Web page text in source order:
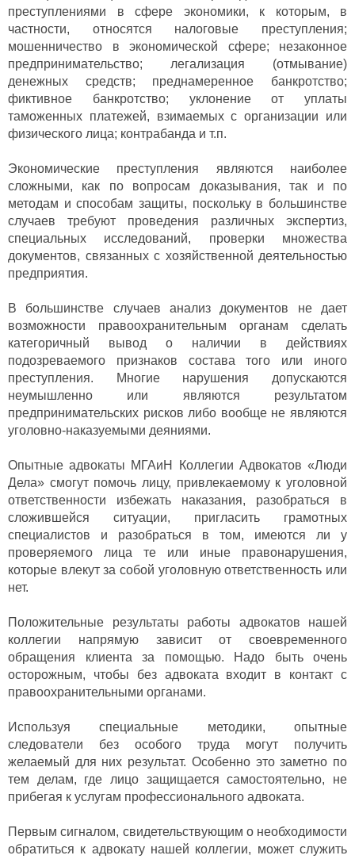
преступлениями в сфере экономики, к которым, в
частности, относятся налоговые преступления;
мошенничество в экономической сфере; незаконное
предпринимательство; легализация (отмывание)
денежных средств; преднамеренное банкротство;
фиктивное банкротство; уклонение от уплаты
таможенных платежей, взимаемых с организации или
физического лица; контрабанда и т.п.
Экономические преступления являются наиболее
сложными, как по вопросам доказывания, так и по
методам и способам защиты, поскольку в большинстве
случаев требуют проведения различных экспертиз,
специальных исследований, проверки множества
документов, связанных с хозяйственной деятельностью
предприятия.
В большинстве случаев анализ документов не дает
возможности правоохранительным органам сделать
категоричный вывод о наличии в действиях
подозреваемого признаков состава того или иного
преступления. Многие нарушения допускаются
неумышленно или являются результатом
предпринимательских рисков либо вообще не являются
уголовно-наказуемыми деяниями.
Опытные адвокаты МГАиН Коллегии Адвокатов «Люди
Дела» смогут помочь лицу, привлекаемому к уголовной
ответственности избежать наказания, разобраться в
сложившейся ситуации, пригласить грамотных
специалистов и разобраться в том, имеются ли у
проверяемого лица те или иные правонарушения,
которые влекут за собой уголовную ответственность или
нет.
Положительные результаты работы адвокатов нашей
коллегии напрямую зависит от своевременного
обращения клиента за помощью. Надо быть очень
осторожным, чтобы без адвоката входит в контакт с
правоохранительными органами.
Используя специальные методики, опытные
следователи без особого труда могут получить
желаемый для них результат. Особенно это заметно по
тем делам, где лицо защищается самостоятельно, не
прибегая к услугам профессионального адвоката.
Первым сигналом, свидетельствующим о необходимости
обратиться к адвокату нашей коллегии, может служить